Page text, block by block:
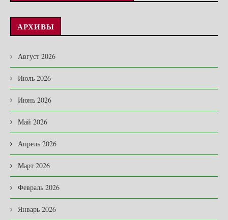
АРХИВЫ
Август 2026
Июль 2026
Июнь 2026
Май 2026
Апрель 2026
Март 2026
Февраль 2026
Январь 2026